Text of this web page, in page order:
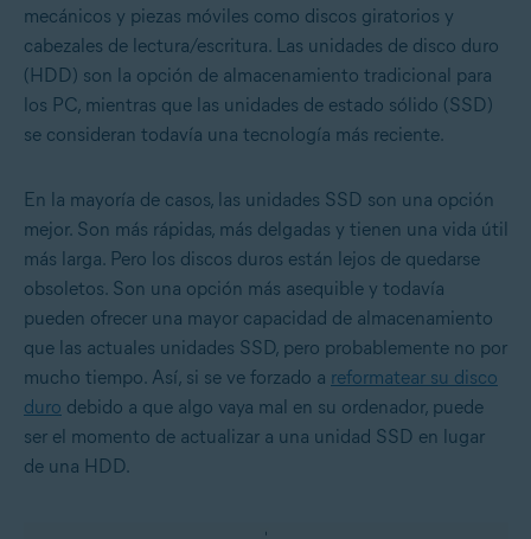
mecánicos y piezas móviles como discos giratorios y
cabezales de lectura/escritura. Las unidades de disco duro
(HDD) son la opción de almacenamiento tradicional para
los PC, mientras que las unidades de estado sólido (SSD)
se consideran todavía una tecnología más reciente.
En la mayoría de casos, las unidades SSD son una opción
mejor. Son más rápidas, más delgadas y tienen una vida útil
más larga. Pero los discos duros están lejos de quedarse
obsoletos. Son una opción más asequible y todavía
pueden ofrecer una mayor capacidad de almacenamiento
que las actuales unidades SSD, pero probablemente no por
mucho tiempo. Así, si se ve forzado a reformatear su disco
duro debido a que algo vaya mal en su ordenador, puede
ser el momento de actualizar a una unidad SSD en lugar
de una HDD.